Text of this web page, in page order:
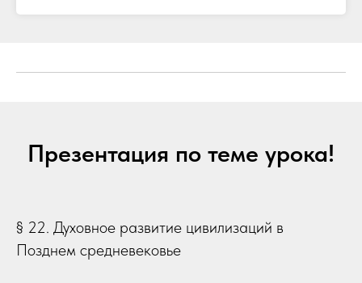
Презентация по теме урока!
§ 22. Духовное развитие цивилизаций в
Позднем средневековье